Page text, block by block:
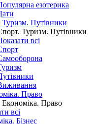
езотерика
Путівники
Туризм. Путівники
всі
Право
Економіка. Право
всі
Бізнес